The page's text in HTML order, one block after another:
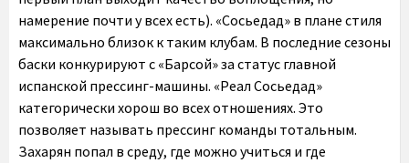
намерение почти у всех есть). «Сосьедад» в плане стиля
максимально близок к таким клубам. В последние сезоны
баски конкурируют с «Барсой» за статус главной
испанской прессинг-машины. «Реал Сосьедад»
категорически хорош во всех отношениях. Это
позволяет называть прессинг команды тотальным.
Захарян попал в среду, где можно учиться и где